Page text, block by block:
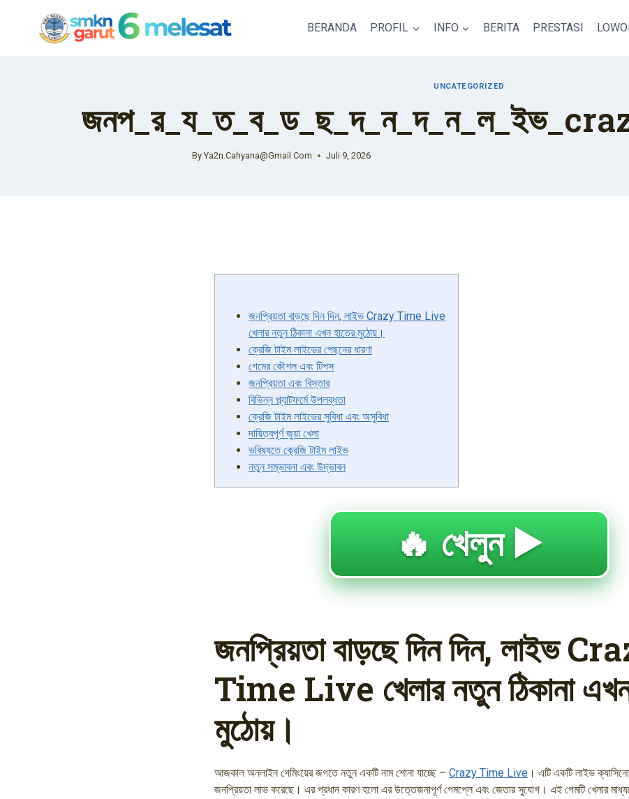
BERANDA PROFIL INFO BERITA PRESTASI
UNCATEGORIZED
By Ya2n.cahyana@gmail.com Juli 9, 2026
জনপ্রিয়তা বাড়ছে দিন দিন, লাইভ Crazy Time Live
খেলার নতুন ঠিকানা এখন হাতের মুঠোয়।
ক্রেজি টাইম লাইভের পেছনের ধারণা
গেমের কৌশল এবং টিপস
জনপ্রিয়তা এবং বিস্তার
বিভিন্ন প্ল্যাটফর্মে উপলব্ধতা
ক্রেজি টাইম লাইভের সুবিধা এবং অসুবিধা
দায়িত্বপূর্ণ জুয়া খেলা
ভবিষ্যতে ক্রেজি টাইম লাইভ
নতুন সম্ভাবনা এবং উদ্ভাবন
🔥 খেলুন ▶️
জনপ্রিয়তা বাড়ছে দিন দিন, লাইভ
Time Live খেলার নতুন ঠিকানা
মুঠোয়।
আজকাল অনলাইন গেমিংয়ের জগতে নতুন একটি নাম শোনা যাচ্ছে – Crazy Time Live । এটি একটি লাইভ
জনপ্রিয়তা লাভ করেছে। এর প্রধান কারণ হলো এর উত্তেজনাপূর্ণ গেমপ্লে এবং জেতার সুযোগ। এই গেমটি খেলার